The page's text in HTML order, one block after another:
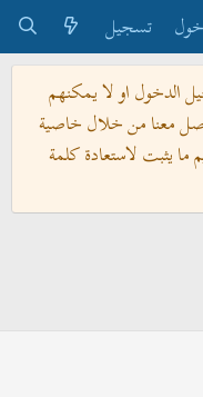
تسجيل
الدخول او لا يمكنهم
معنا من خلال خاصية
ما يثبت لاستعادة كلمة